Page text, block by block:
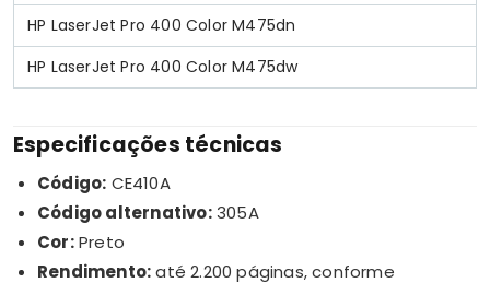
HP LaserJet Pro 400 Color M475dn
HP LaserJet Pro 400 Color M475dw
Especificações técnicas
Código: CE410A
Código alternativo:305A
Cor:Preto
Rendimento:até 2.200 páginas, conforme